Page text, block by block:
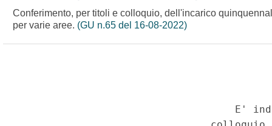
Conferimento, per titoli e colloquio, dell'incarico
per varie aree. (GU n.65 del 16-08-2022)